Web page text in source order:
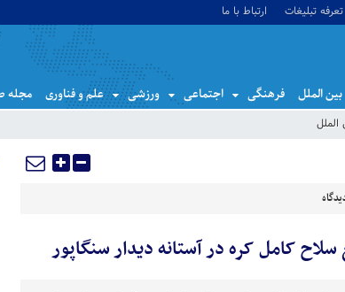
تعرفه تبلیغات ارتباط با ما
بین الملل فرهنگی اجتماعی ورزشی علم و فناوری مجله
الملل
کامل کره در آستانه دیدار سنگاپور